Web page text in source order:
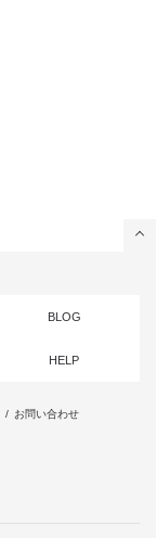
BLOG
HELP
/ お問い合わせ